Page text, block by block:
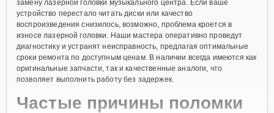
замену лазерной головки музыкального центра. Если ваше
устройство перестало читать диски или качество
воспроизведения снизилось, возможно, проблема кроется в
износе лазерной головки. Наши мастера оперативно проведут
диагностику и устранят неисправность, предлагая оптимальные
сроки ремонта по доступным ценам. В наличии всегда имеются как
оригинальные запчасти, так и качественные аналоги, что
позволяет выполнить работу без задержек.
Частые причины поломки